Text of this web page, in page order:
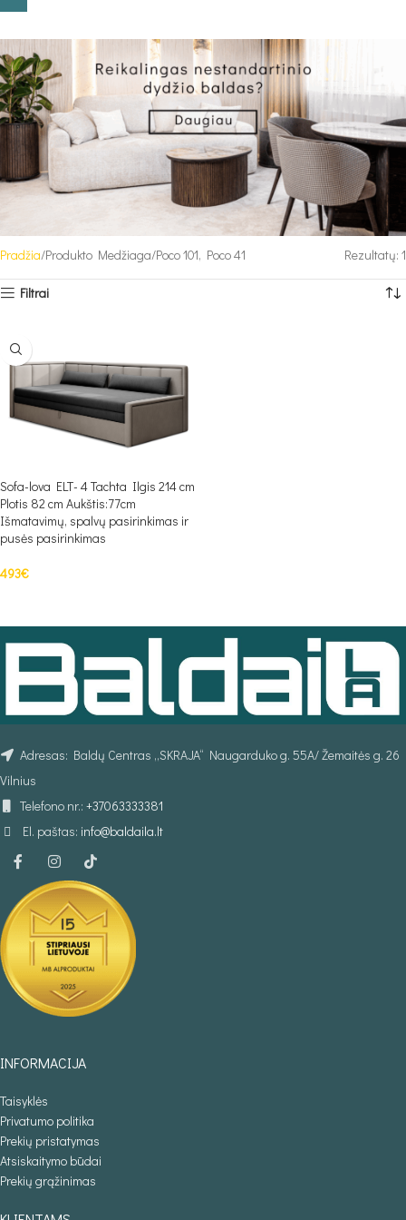
Pradžia Produkto Medžiaga Poco 101, Poco 41 Rezultatų: 1
Filtrai
Sofa-lova ELT- 4 Tachta Ilgis 214 cm
Plotis 82 cm Aukštis:77cm
Išmatavimų, spalvų pasirinkimas ir
pusės pasirinkimas
493€
Adresas: Baldų Centras „SKRAJA“ Naugarduko g. 55A/ Žemaitės g. 26
Vilnius
Telefono nr.: +37063333381
El. paštas: info@baldaila.lt
INFORMACIJA
Taisyklės
Privatumo politika
Prekių pristatymas
Atsiskaitymo būdai
Prekių grąžinimas